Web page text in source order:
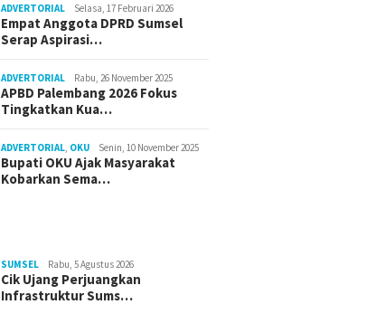
ADVERTORIAL Selasa, 17 Februari 2026
Empat Anggota DPRD Sumsel
Serap Aspirasi…
ADVERTORIAL Rabu, 26 November 2025
APBD Palembang 2026 Fokus
Tingkatkan Kua…
ADVERTORIAL OKU Senin, 10 November 2025
Bupati OKU Ajak Masyarakat
Kobarkan Sema…
SUMSEL Rabu, 5 Agustus 2026
Cik Ujang Perjuangkan
Infrastruktur Sums…